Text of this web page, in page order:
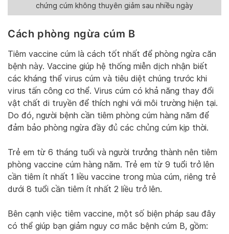
chứng cúm không thuyên giảm sau nhiều ngày
Cách phòng ngừa cúm B
Tiêm vaccine cúm là cách tốt nhất để phòng ngừa căn
bệnh này. Vaccine giúp hệ thống miễn dịch nhận biết
các kháng thể virus cúm và tiêu diệt chúng trước khi
virus tấn công cơ thể. Virus cúm có khả năng thay đổi
vật chất di truyền để thích nghi với môi trường hiện tại.
Do đó, người bệnh cần tiêm phòng cúm hàng năm để
đảm bảo phòng ngừa đầy đủ các chủng cúm kịp thời.
Trẻ em từ 6 tháng tuổi và người trưởng thành nên tiêm
phòng vaccine cúm hàng năm. Trẻ em từ 9 tuổi trở lên
cần tiêm ít nhất 1 liều vaccine trong mùa cúm, riêng trẻ
dưới 8 tuổi cần tiêm ít nhất 2 liều trở lên.
Bên cạnh việc tiêm vaccine, một số biện pháp sau đây
có thể giúp bạn giảm nguy cơ mắc bệnh cúm B, gồm: